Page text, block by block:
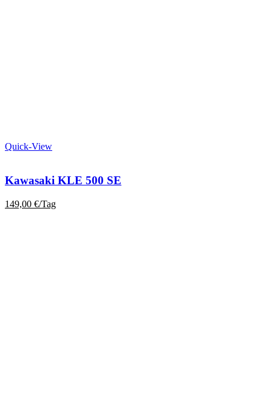
Quick-View
Kawasaki KLE 500 SE
149,00 €/Tag